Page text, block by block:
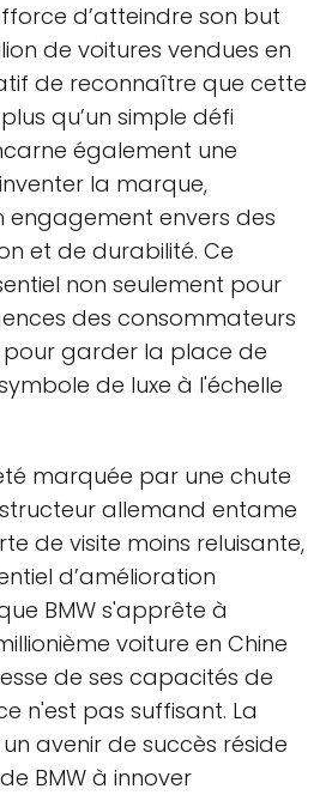
d’atteindre son but
de voitures vendues en
de reconnaître que cette
qu’un simple défi
également une
la marque,
envers des
et de durabilité. Ce
non seulement pour
des consommateurs
pour garder la place de
de luxe à l'échelle
marquée par une chute
allemand entame
de visite moins reluisante,
d’amélioration
BMW s'apprête à
voiture en Chine
de ses capacités de
n'est pas suffisant. La
avenir de succès réside
BMW à innover